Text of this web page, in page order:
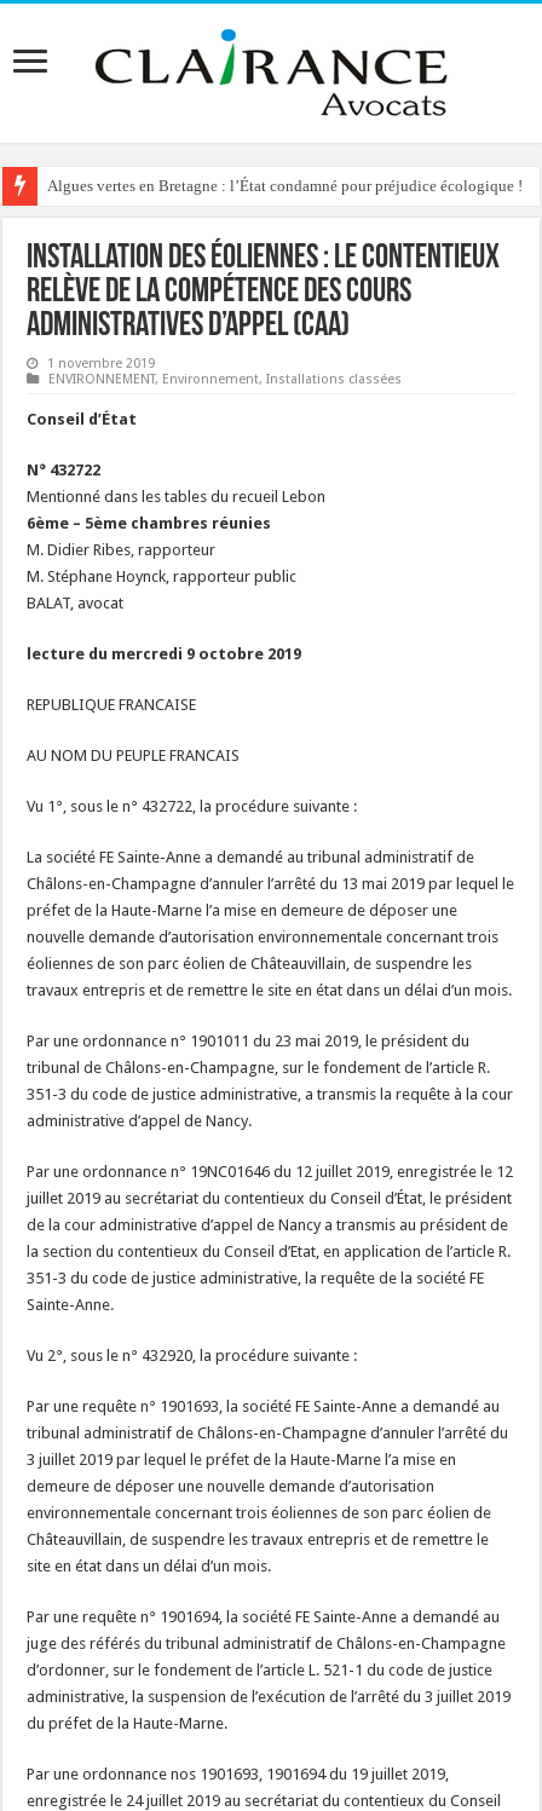
Algues vertes en Bretagne : l’État condamné pour préjudice écologique !
Installation des éoliennes : le contentieux
relève de la compétence des Cours
Administratives d’Appel (CAA)
1 novembre 2019
ENVIRONNEMENT, Environnement,Installations classées
Conseil d’État
N° 432722
Mentionné dans les tables du recueil Lebon
6ème – 5ème chambres réunies
M. Didier Ribes, rapporteur
M. Stéphane Hoynck, rapporteur public
BALAT, avocat
lecture du mercredi 9 octobre 2019
REPUBLIQUE FRANCAISE
AU NOM DU PEUPLE FRANCAIS
Vu 1°, sous le n° 432722, la procédure suivante :
La société FE Sainte-Anne a demandé au tribunal administratif de
Châlons-en-Champagne d’annuler l’arrêté du 13 mai 2019 par lequel le
préfet de la Haute-Marne l’a mise en demeure de déposer une
nouvelle demande d’autorisation environnementale concernant trois
éoliennes de son parc éolien de Châteauvillain, de suspendre les
travaux entrepris et de remettre le site en état dans un délai d’un mois.
Par une ordonnance n° 1901011 du 23 mai 2019, le président du
tribunal de Châlons-en-Champagne, sur le fondement de l’article R.
351-3 du code de justice administrative, a transmis la requête à la cour
administrative d’appel de Nancy.
Par une ordonnance n° 19NC01646 du 12 juillet 2019, enregistrée le 12
juillet 2019 au secrétariat du contentieux du Conseil d’État, le président
de la cour administrative d’appel de Nancy a transmis au président de
la section du contentieux du Conseil d’Etat, en application de l’article R.
351-3 du code de justice administrative, la requête de la société FE
Sainte-Anne.
Vu 2°, sous le n° 432920, la procédure suivante :
Par une requête n° 1901693, la société FE Sainte-Anne a demandé au
tribunal administratif de Châlons-en-Champagne d’annuler l’arrêté du
3 juillet 2019 par lequel le préfet de la Haute-Marne l’a mise en
demeure de déposer une nouvelle demande d’autorisation
environnementale concernant trois éoliennes de son parc éolien de
Châteauvillain, de suspendre les travaux entrepris et de remettre le
site en état dans un délai d’un mois.
Par une requête n° 1901694, la société FE Sainte-Anne a demandé au
juge des référés du tribunal administratif de Châlons-en-Champagne
d’ordonner, sur le fondement de l’article L. 521-1 du code de justice
administrative, la suspension de l’exécution de l’arrêté du 3 juillet 2019
du préfet de la Haute-Marne.
Par une ordonnance nos 1901693, 1901694 du 19 juillet 2019,
enregistrée le 24 juillet 2019 au secrétariat du contentieux du Conseil